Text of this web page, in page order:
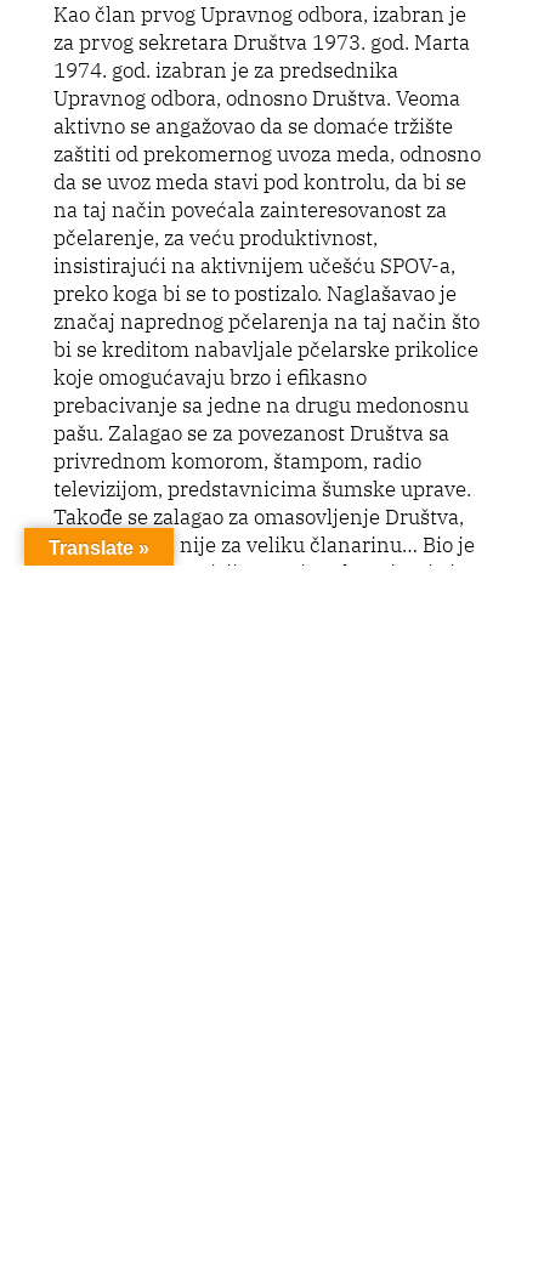
Kao član prvog Upravnog odbora, izabran je
za prvog sekretara Društva 1973. god. Marta
1974. god. izabran je za predsednika
Upravnog odbora, odnosno Društva. Veoma
aktivno se angažovao da se domaće tržište
zaštiti od prekomernog uvoza meda, odnosno
da se uvoz meda stavi pod kontrolu, da bi se
na taj način povećala zainteresovanost za
pčelarenje, za veću produktivnost,
insistirajući na aktivnijem učešću SPOV-a,
preko koga bi se to postizalo. Naglašavao je
značaj naprednog pčelarenja na taj način što
bi se kreditom nabavljale pčelarske prikolice
koje omogućavaju brzo i efikasno
prebacivanje sa jedne na drugu medonosnu
pašu. Zalagao se za povezanost Društva sa
privrednom komorom, štampom, radio
televizijom, predstavnicima šumske uprave.
Takođe se zalagao za omasovljenje Društva,
iznoseći …da nije za veliku članarinu… Bio je
predsednik Komisije za privredna pitanja i
Translate »